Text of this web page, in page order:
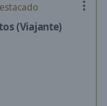
(Viajante)